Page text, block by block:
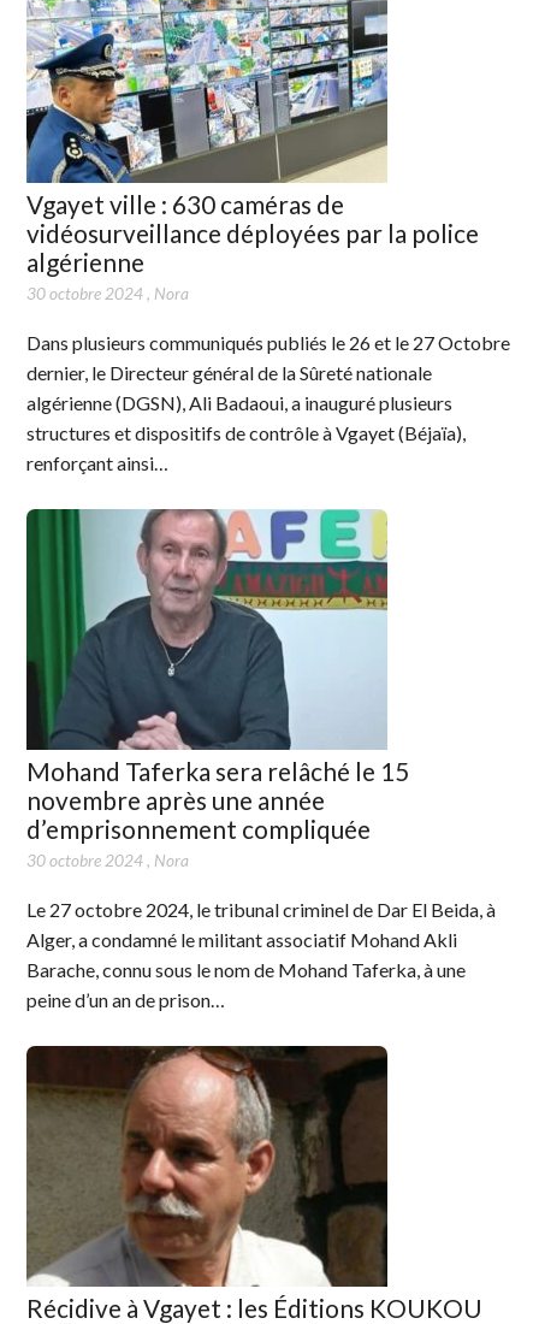
Vgayet ville : 630 caméras de
vidéosurveillance déployées par la police
algérienne
30 octobre 2024, Nora
Dans plusieurs communiqués publiés le 26 et le 27 Octobre
dernier, le Directeur général de la Sûreté nationale
algérienne (DGSN), Ali Badaoui, a inauguré plusieurs
structures et dispositifs de contrôle à Vgayet (Béjaïa),
renforçant ainsi…
Mohand Taferka sera relâché le 15
novembre après une année
d’emprisonnement compliquée
30 octobre 2024, Nora
Le 27 octobre 2024, le tribunal criminel de Dar El Beida, à
Alger, a condamné le militant associatif Mohand Akli
Barache, connu sous le nom de Mohand Taferka, à une
peine d’un an de prison…
Récidive à Vgayet : les Éditions KOUKOU